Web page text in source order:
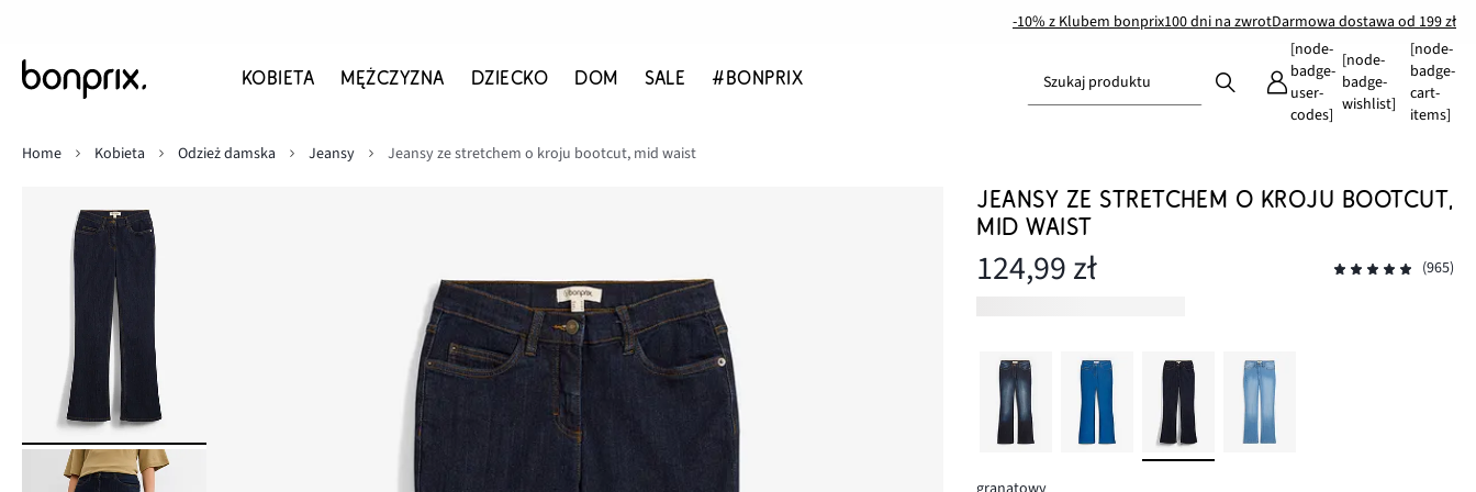
-10% z Klubem bonprix100 dni na zwrotDarmowa dostawa od 199 zł
KOBIETA MĘŻCZYZNA DZIECKO DOM SALE #BONPRIX Szukaj produktu
[node-
badge-
user-
codes]
[node-
badge-
wishlist]
[node-
badge-
cart-
items]
Home
Kobieta Odzież damska Jeansy Jeansy ze stretchem o kroju bootcut, mid waist
JEANSY ZE STRETCHEM O KROJU BOOTCUT,
MID WAIST
124,99 zł (965)